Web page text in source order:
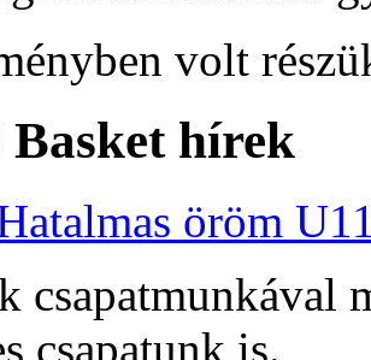
volt
hírek
öröm
csapatmunkával
csapatunk is.